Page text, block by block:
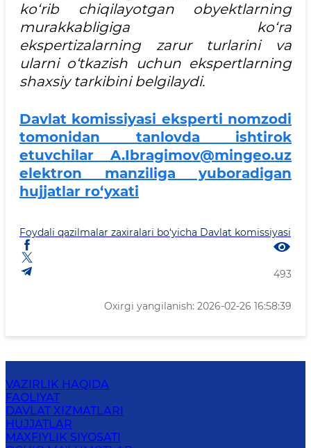
ko‘rib chiqilayotgan obyektlarning
murakkabligiga ko‘ra
ekspertizalarning zarur turlarini va
ularni o‘tkazish uchun ekspertlarning
shaxsiy tarkibini belgilaydi.
Davlat komissiyasi eksperti nomzodi
tomonidan tanlovda ishtirok
etuvchilar A.Ibragimov@mingeo.uz
elektron manziliga yuboradigan
hujjatlar ro‘yxati
Foydali qazilmalar zaxiralari bo‘yicha Davlat komissiyasi
493
Oxirgi yangilanish: 2026-02-26 16:58:39
VAZIRLIK HAQIDA
FAOLIYAT
DAVLAT XIZMATLARI
HUJJATLAR
MAXFIYLIK SIYOSATI